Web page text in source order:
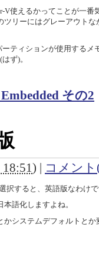
V使えるかってことが一
リーにはグレーアウト
ティションが使用する
ず)。
その2
) | コメント
択すると、英語版なわけ
語化しますよね。
システムデフォルトと